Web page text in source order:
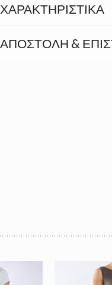
ΧΑΡΑΚΤΗΡΙΣΤΙΚΆ
ΑΠΟΣΤΟΛΉ &